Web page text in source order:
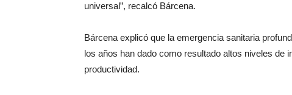
universal”, recalcó Bárcena.
Bárcena explicó que la emergencia sanitaria
los años han dado como resultado altos niveles de
productividad.